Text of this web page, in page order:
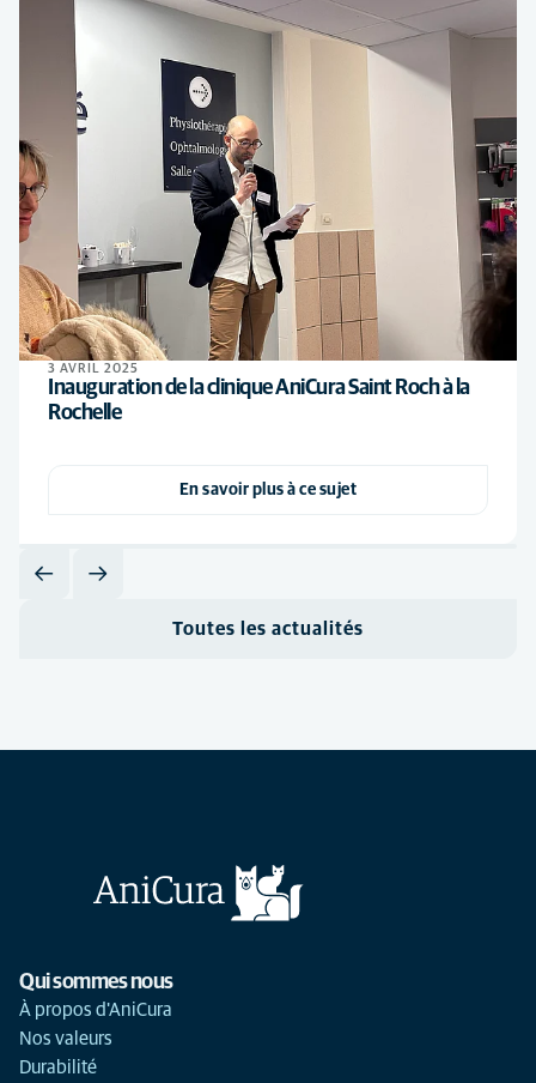
3 AVRIL 2025
Inauguration de la clinique AniCura Saint Roch à la
Rochelle
En savoir plus à ce sujet
Toutes les actualités
Qui sommes nous
À propos d'AniCura
Nos valeurs
Durabilité